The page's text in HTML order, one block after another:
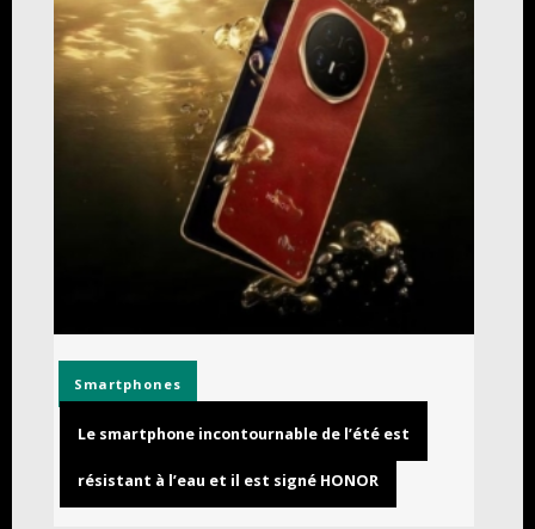
Smartphones
Le smartphone incontournable de l’été est
résistant à l’eau et il est signé HONOR